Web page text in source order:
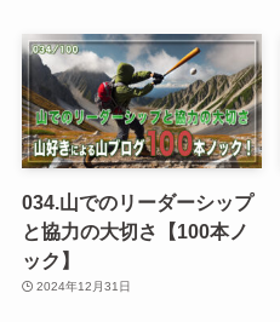
034.山でのリーダーシップ
と協力の大切さ【100本ノ
ック】
2024年12月31日